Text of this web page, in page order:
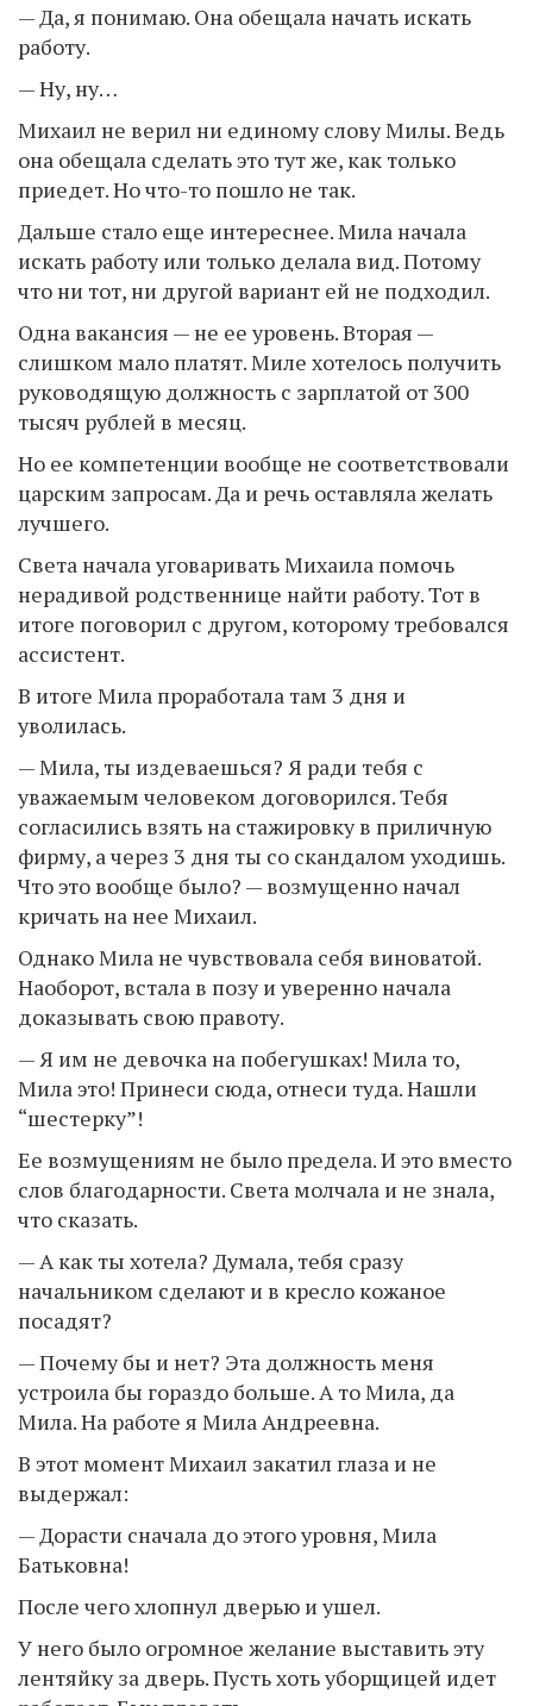
— Да, я понимаю. Она обещала начать искать
работу.
— Ну, ну…
Михаил не верил ни единому слову Милы. Ведь
она обещала сделать это тут же, как только
приедет. Но что-то пошло не так.
Дальше стало еще интереснее. Мила начала
искать работу или только делала вид. Потому
что ни тот, ни другой вариант ей не подходил.
Одна вакансия — не ее уровень. Вторая —
слишком мало платят. Миле хотелось получить
руководящую должность с зарплатой от 300
тысяч рублей в месяц.
Но ее компетенции вообще не соответствовали
царским запросам. Да и речь оставляла желать
лучшего.
Света начала уговаривать Михаила помочь
нерадивой родственнице найти работу. Тот в
итоге поговорил с другом, которому требовался
ассистент.
В итоге Мила проработала там 3 дня и
уволилась.
— Мила, ты издеваешься? Я ради тебя с
уважаемым человеком договорился. Тебя
согласились взять на стажировку в приличную
фирму, а через 3 дня ты со скандалом уходишь.
Что это вообще было? — возмущенно начал
кричать на нее Михаил.
Однако Мила не чувствовала себя виноватой.
Наоборот, встала в позу и уверенно начала
доказывать свою правоту.
— Я им не девочка на побегушках! Мила то,
Мила это! Принеси сюда, отнеси туда. Нашли
“шестерку”!
Ее возмущениям не было предела. И это вместо
слов благодарности. Света молчала и не знала,
что сказать.
— А как ты хотела? Думала, тебя сразу
начальником сделают и в кресло кожаное
посадят?
— Почему бы и нет? Эта должность меня
устроила бы гораздо больше. А то Мила, да
Мила. На работе я Мила Андреевна.
В этот момент Михаил закатил глаза и не
выдержал:
— Дорасти сначала до этого уровня, Мила
Батьковна!
После чего хлопнул дверью и ушел.
У него было огромное желание выставить эту
лентяйку за дверь. Пусть хоть уборщицей идет